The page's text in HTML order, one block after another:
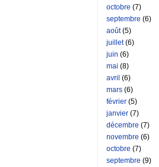
octobre (7)
septembre (6)
août(5)
juillet(6)
juin (6)
mai (8)
avril (6)
mars (6)
février (5)
janvier (7)
décembre (7)
novembre (6)
octobre (7)
septembre (9)